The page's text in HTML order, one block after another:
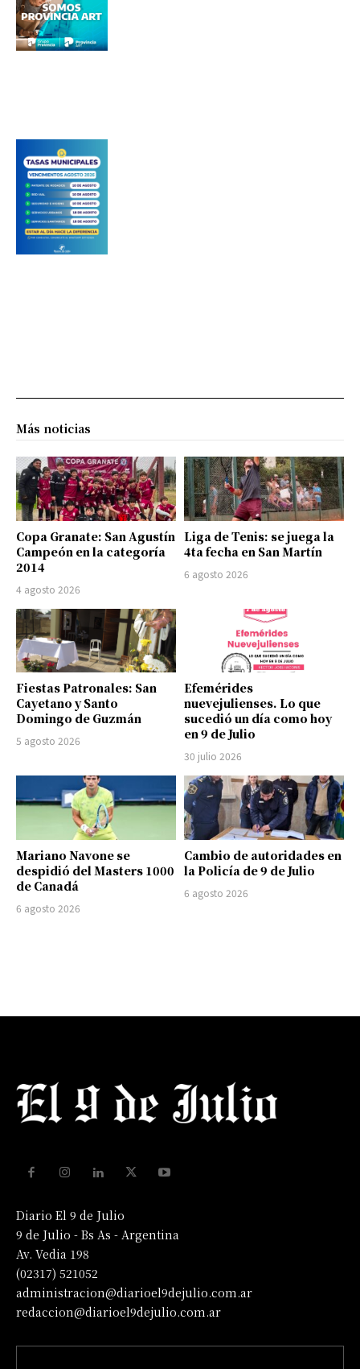
Más noticias
Copa Granate: San Agustín
Campeón en la categoría
2014
4 agosto 2026
Liga de Tenis: se juega la
4ta fecha en San Martín
6 agosto 2026
Fiestas Patronales: San
Cayetano y Santo
Domingo de Guzmán
5 agosto 2026
Efemérides
nuevejulienses. Lo que
sucedió un día como hoy
en 9 de Julio
30 julio 2026
Mariano Navone se
despidió del Masters 1000
de Canadá
6 agosto 2026
Cambio de autoridades en
la Policía de 9 de Julio
6 agosto 2026
Diario El 9 de Julio
9 de Julio - Bs As - Argentina
Av. Vedia 198
(02317) 521052
administracion@diarioel9dejulio.com.ar
redaccion@diarioel9dejulio.com.ar